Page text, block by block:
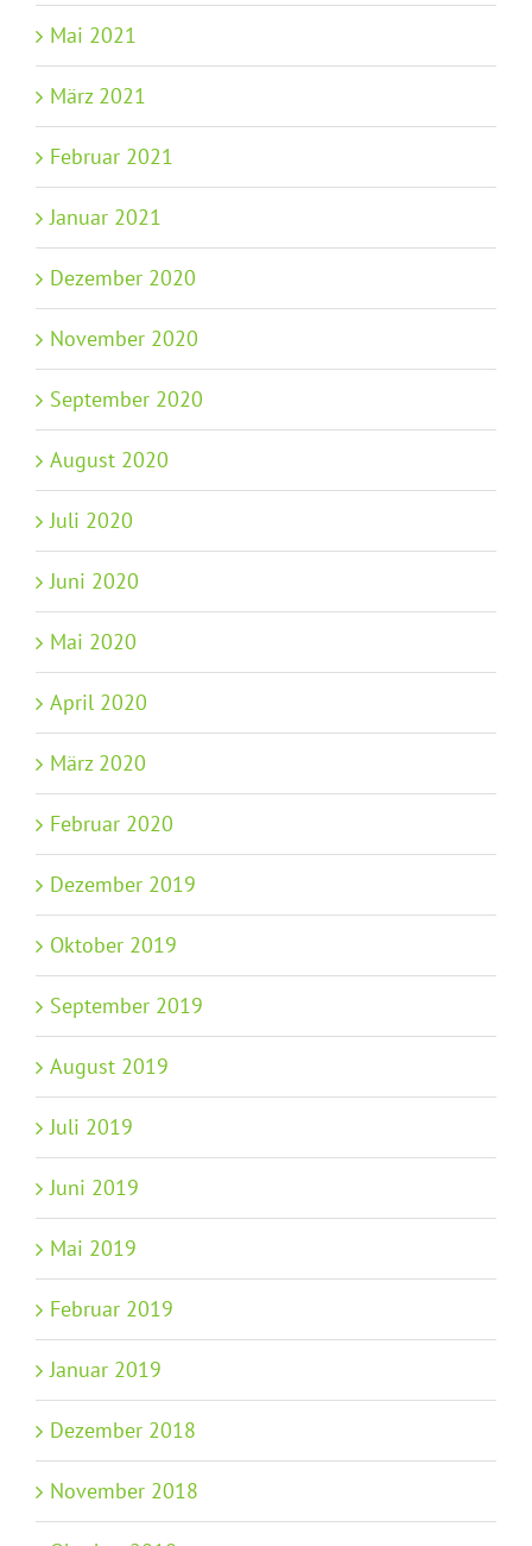
Mai 2021
März 2021
Februar 2021
Januar 2021
Dezember 2020
November 2020
September 2020
August 2020
Juli 2020
Juni 2020
Mai 2020
April 2020
März 2020
Februar 2020
Dezember 2019
Oktober 2019
September 2019
August 2019
Juli 2019
Juni 2019
Mai 2019
Februar 2019
Januar 2019
Dezember 2018
November 2018